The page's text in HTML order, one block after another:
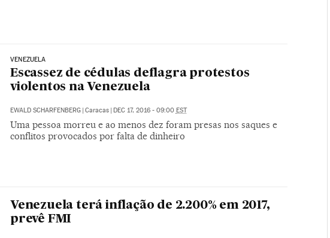
VENEZUELA
Escassez de cédulas deflagra protestos
violentos na Venezuela
EWALD SCHARFENBERG Caracas DEC 17, 2016 - 09:00 EST
Uma pessoa morreu e ao menos dez foram presas nos saques e
conflitos provocados por falta de dinheiro
Venezuela terá inflação de 2.200% em 2017,
prevê FMI